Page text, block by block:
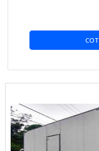
O BAÚ TÉRMICO É
MODELOS DE
Limpezas regulares e
para garantir o bom
O BAÚ TÉRMICO